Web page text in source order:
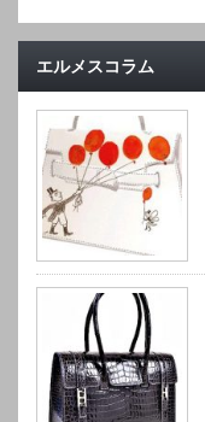
ー
エルメスコラム